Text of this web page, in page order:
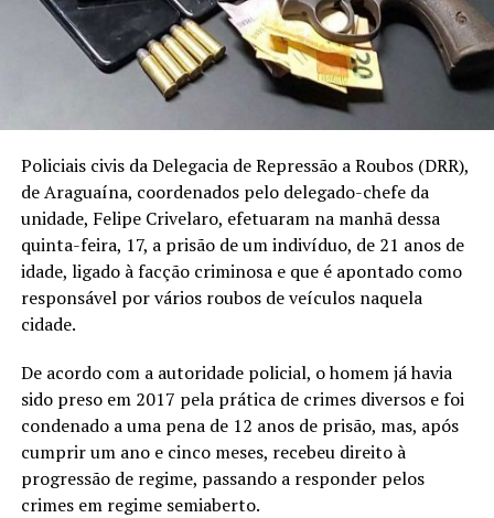
Policiais civis da Delegacia de Repressão a Roubos (DRR),
de Araguaína, coordenados pelo delegado-chefe da
unidade, Felipe Crivelaro, efetuaram na manhã dessa
quinta-feira, 17, a prisão de um indivíduo, de 21 anos de
idade, ligado à facção criminosa e que é apontado como
responsável por vários roubos de veículos naquela
cidade.
De acordo com a autoridade policial, o homem já havia
sido preso em 2017 pela prática de crimes diversos e foi
condenado a uma pena de 12 anos de prisão, mas, após
cumprir um ano e cinco meses, recebeu direito à
progressão de regime, passando a responder pelos
crimes em regime semiaberto.